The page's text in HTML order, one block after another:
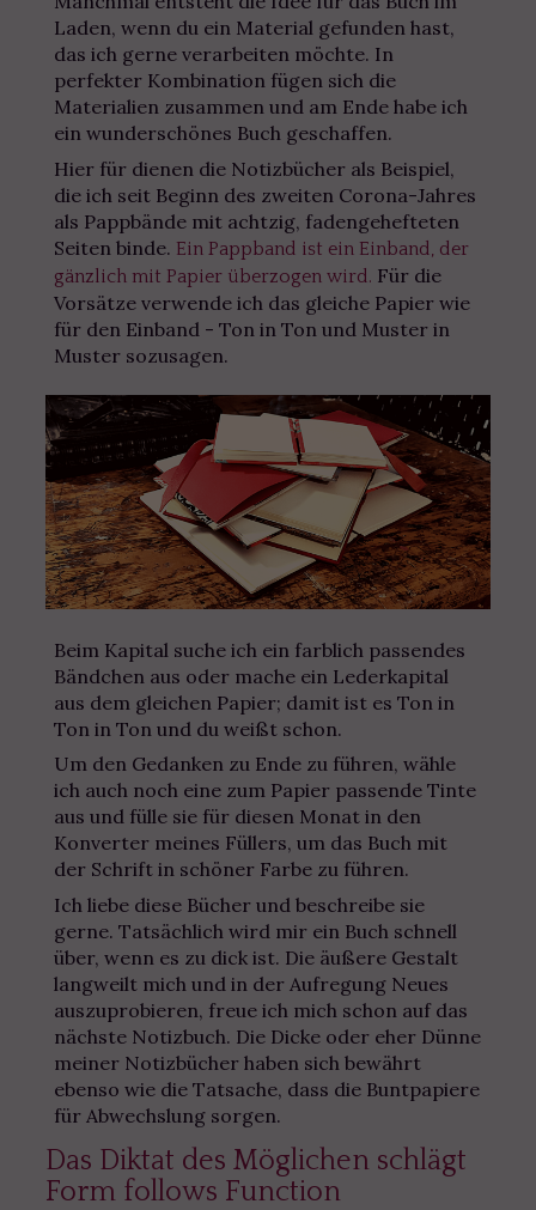
Laden, wenn du ein Material gefunden hast,
das ich gerne verarbeiten möchte. In
perfekter Kombination fügen sich die
Materialien zusammen und am Ende habe ich
ein wunderschönes Buch geschaffen.
Hier für dienen die Notizbücher als Beispiel,
die ich seit Beginn des zweiten Corona-Jahres
als Pappbände mit achtzig, fadengehefteten
Seiten binde. Ein Pappband ist ein Einband, der
gänzlich mit Papier überzogen wird. Für die
Vorsätze verwende ich das gleiche Papier wie
für den Einband - Ton in Ton und Muster in
Muster sozusagen.
Beim Kapital suche ich ein farblich passendes
Bändchen aus oder mache ein Lederkapital
aus dem gleichen Papier; damit ist es Ton in
Ton in Ton und du weißt schon.
Um den Gedanken zu Ende zu führen, wähle
ich auch noch eine zum Papier passende Tinte
aus und fülle sie für diesen Monat in den
Konverter meines Füllers, um das Buch mit
der Schrift in schöner Farbe zu führen.
Ich liebe diese Bücher und beschreibe sie
gerne. Tatsächlich wird mir ein Buch schnell
über, wenn es zu dick ist. Die äußere Gestalt
langweilt mich und in der Aufregung Neues
auszuprobieren, freue ich mich schon auf das
nächste Notizbuch. Die Dicke oder eher Dünne
meiner Notizbücher haben sich bewährt
ebenso wie die Tatsache, dass die Buntpapiere
für Abwechslung sorgen.
Das Diktat des Möglichen schlägt
Form follows Function